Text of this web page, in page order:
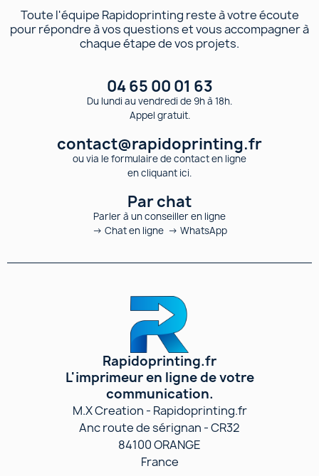
Toute l'équipe Rapidoprinting reste à votre écoute
pour répondre à vos questions et vous accompagner à
chaque étape de vos projets.
04 65 00 01 63
Du lundi au vendredi de 9h à 18h.
Appel gratuit.
contact@rapidoprinting.fr
ou via le formulaire de contact en ligne
en cliquant ici.
Par chat
Parler à un conseiller en ligne
→ Chat en ligne → WhatsApp
Rapidoprinting.fr
L'imprimeur en ligne de votre
communication.
M.X Creation - Rapidoprinting.fr
Anc route de sérignan - CR32
84100 ORANGE
France